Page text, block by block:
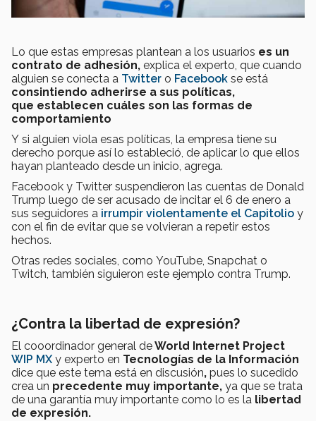
Lo que estas empresas plantean a los usuarios es un
contrato de adhesión, explica el experto, que cuando
alguien se conecta a Twitter o Facebook se está
consintiendo adherirse a sus políticas,
que establecen cuáles son las formas de
comportamiento
Y si alguien viola esas políticas, la empresa tiene su
derecho porque así lo estableció, de aplicar lo que ellos
hayan planteado desde un inicio, agrega.
Facebook y Twitter suspendieron las cuentas de Donald
Trump luego de ser acusado de incitar el 6 de enero a
sus seguidores a irrumpir violentamente el Capitolio y
con el fin de evitar que se volvieran a repetir estos
hechos.
Otras redes sociales, como YouTube, Snapchat o
Twitch, también siguieron este ejemplo contra Trump.
¿Contra la libertad de expresión?
El cooordinador general deWorld Internet Project
WIP MX y experto en Tecnologías de la Información
dice que este tema está en discusión, pues lo sucedido
crea un precedente muy importante, ya que se trata
de una garantía muy importante como lo es la libertad
de expresión.